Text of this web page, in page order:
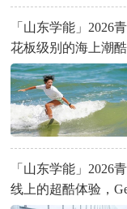
「山东学能」2026
花板级别的海上潮
「山东学能」2026
线上的超酷体验，